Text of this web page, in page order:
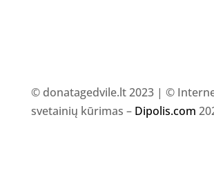
© donatagedvile.lt 2023 | ©
svetainių kūrimas – Dipolis.com